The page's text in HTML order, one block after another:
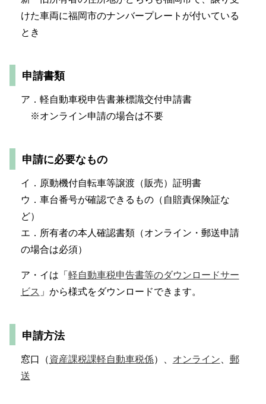
けた車両に福岡市のナンバープレートが付いている
とき
申請書類
ア．軽自動車税申告書兼標識交付申請書
※オンライン申請の場合は不要
申請に必要なもの
イ．原動機付自転車等譲渡（販売）証明書
ウ．車台番号が確認できるもの（自賠責保険証な
ど）
エ．所有者の本人確認書類（オンライン・郵送申請
の場合は必須）
ア・イは「 軽自動車税申告書等のダウンロードサー
ビス 」から様式をダウンロードできます。
申請方法
窓口（資産課税課軽自動車税係）、 オンライン
郵
送